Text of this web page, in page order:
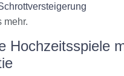
mehr.
Hochzeitsspiele